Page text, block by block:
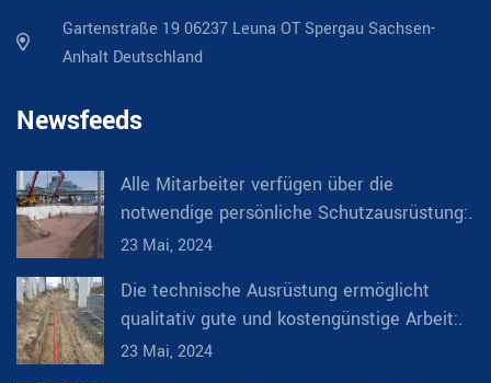
Gartenstraße 19 06237 Leuna OT Spergau Sachsen-
Anhalt Deutschland
Newsfeeds
Alle Mitarbeiter verfügen über die
notwendige persönliche Schutzausrüstung:.
23 Mai, 2024
Die technische Ausrüstung ermöglicht
qualitativ gute und kostengünstige Arbeit:.
23 Mai, 2024